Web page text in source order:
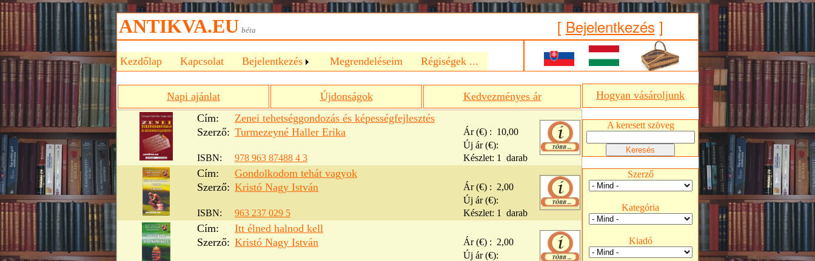
ANTIKVA.EU béta [ Bejelentkezés ]
Kezdőlap Kapcsolat Bejelentkezés Megrendeléseim Régiségek ...
Napi ajánlat Újdonságok
Kedvezményes ár
Cím:
Zenei tehetséggondozás és képességfejlesztés
Szerző: Turmezeyné Haller Erika Ár (€) : 10,00
Új ár (€):
ISBN:
978 963 87488 4 3 Készlet: 1 darab
Cím:
Gondolkodom tehát vagyok
Szerző: Kristó Nagy István Ár (€) : 2,00
Új ár (€):
ISBN:
963 237 029 5 Készlet: 1 darab
Cím:
Itt élned halnod kell
Szerző: Kristó Nagy István Ár (€) : 2,00
Új ár (€):
Hogyan vásároljunk
A keresett szöveg
Szerző
Kategória
Kiadó